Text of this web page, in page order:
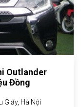
Outlander
Đồng
Giấy, Hà Nội